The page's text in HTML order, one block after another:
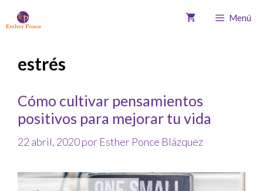
Menú
estrés
Cómo cultivar pensamientos
positivos para mejorar tu vida
22 abril, 2020por Esther Ponce Blázquez